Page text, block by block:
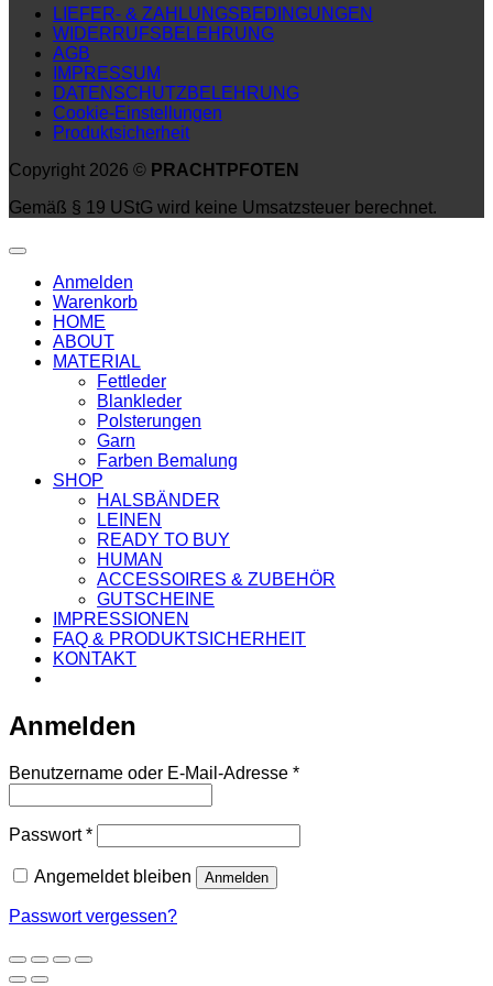
LIEFER- & ZAHLUNGSBEDINGUNGEN
WIDERRUFSBELEHRUNG
AGB
IMPRESSUM
DATENSCHUTZBELEHRUNG
Cookie-Einstellungen
Produktsicherheit
Copyright 2026 © PRACHTPFOTEN
Gemäß § 19 UStG wird keine Umsatzsteuer berechnet.
Anmelden
Warenkorb
HOME
ABOUT
MATERIAL
Fettleder
Blankleder
Polsterungen
Garn
Farben Bemalung
SHOP
HALSBÄNDER
LEINEN
READY TO BUY
HUMAN
ACCESSOIRES & ZUBEHÖR
GUTSCHEINE
IMPRESSIONEN
FAQ & PRODUKTSICHERHEIT
KONTAKT
Anmelden
Benutzername oder E-Mail-Adresse *Erforderlich
Passwort*Erforderlich
Angemeldet bleiben Anmelden
Passwort vergessen?